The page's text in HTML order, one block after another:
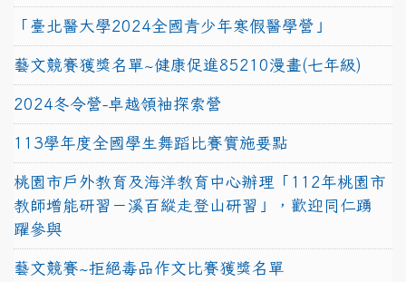
「臺北醫大學2024全國青少年寒假醫學營」
藝文競賽獲獎名單~健康促進85210漫畫(七年級)
2024冬令營-卓越領袖探索營
113學年度全國學生舞蹈比賽實施要點
桃園市戶外教育及海洋教育中心辦理「112年桃園市
教師增能研習－溪百縱走登山研習」，歡迎同仁踴
躍參與
藝文競賽~拒絕毒品作文比賽獲獎名單